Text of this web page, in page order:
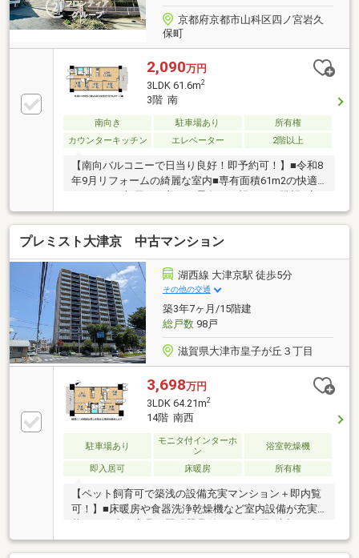
京都府京都市山科区四ノ宮岩久
保町
2,090万円
3LDK 61.6m2
3階 南
南向き 駐車場あり
所有権
カウンターキッチン
エレベーター 2階以上
【南向バルコニーで日当り良好！即予約可！】■令和8
年9月リフォームの綺麗な室内■専有面積61m2の快適
族との会話が弾む対面式キッチン
プレミスト大津京 中古マンション
湖西線 大津京駅 徒歩5分
その他の交通
築3年7ヶ月/15階建
総戸数98戸
滋賀県大津市皇子が丘３丁目
3,698万円
3LDK 64.21m2
14階 南西
駐車場あり
モニタ付インターホ
ン
浴室乾燥機
即入居可 床暖房 所有権
【ペット飼育可で築浅の設備充実マンション＋即内覧
可！】■床暖房や食器洗浄乾燥機など室内設備が充実■
ットと一緒に新生活をスタート